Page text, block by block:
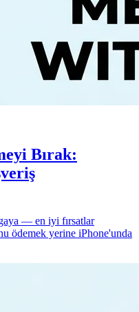
Bırak:
— en iyi fırsatlar
ödemek yerine iPhone'unda